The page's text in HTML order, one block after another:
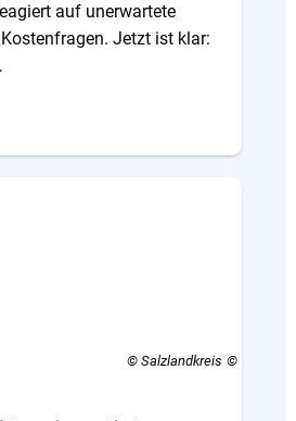
auf unerwartete
Jetzt ist klar:
© Salzlandkreis